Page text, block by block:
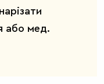
або мед.